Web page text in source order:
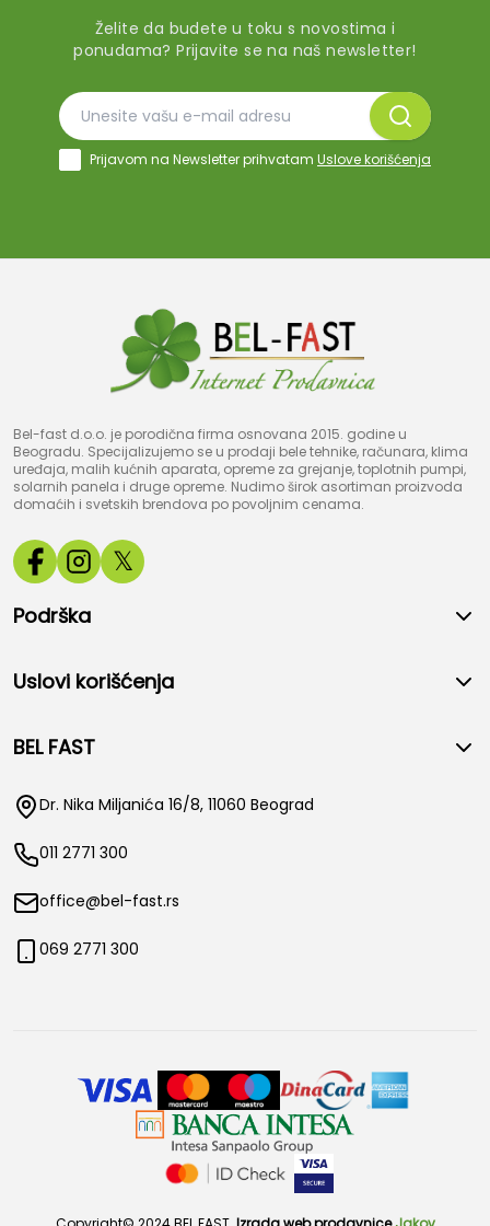
Želite da budete u toku s novostima i
ponudama? Prijavite se na naš newsletter!
Prijavom na Newsletter prihvatam Uslove korišćenja
Bel-fast d.o.o. je porodična firma osnovana 2015. godine u
Beogradu. Specijalizujemo se u prodaji bele tehnike, računara, klima
uređaja, malih kućnih aparata, opreme za grejanje, toplotnih pumpi,
solarnih panela i druge opreme. Nudimo širok asortiman proizvoda
domaćih i svetskih brendova po povoljnim cenama.
𝕏
Podrška
Uslovi korišćenja
BEL FAST
Dr. Nika Miljanića 16/8, 11060 Beograd
011 2771 300
office@bel-fast.rs
069 2771 300